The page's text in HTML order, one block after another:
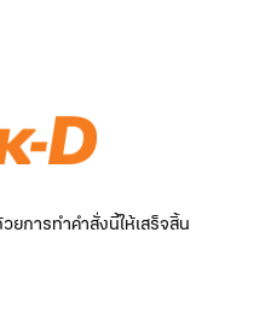
การทำคำสั่งนี้ให้เสร็จสิ้น